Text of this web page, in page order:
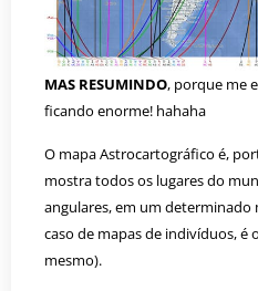
MAS RESUMINDO, porque me
ficando enorme! hahaha
O mapa Astrocartográfico é,
mostra todos os lugares do
angulares, em um
caso de mapas de indivíduos, é
mesmo).